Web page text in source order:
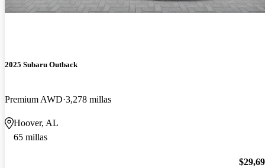
2025 Subaru Outback
Premium AWD 3,278 millas
Hoover, AL
65 millas